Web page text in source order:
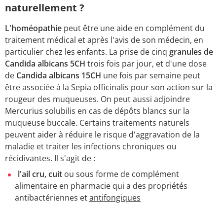
naturellement ?
L'homéopathie peut être une aide en complément du
traitement médical et après l'avis de son médecin, en
particulier chez les enfants. La prise de cinq granules de
Candida albicans 5CH trois fois par jour, et d'une dose
de Candida albicans 15CH une fois par semaine peut
être associée à la Sepia officinalis pour son action sur la
rougeur des muqueuses. On peut aussi adjoindre
Mercurius solubilis en cas de dépôts blancs sur la
muqueuse buccale. Certains traitements naturels
peuvent aider à réduire le risque d'aggravation de la
maladie et traiter les infections chroniques ou
récidivantes. Il s'agit de :
l'ail cru, cuit ou sous forme de complément
alimentaire en pharmacie qui a des propriétés
antibactériennes etantifongiques